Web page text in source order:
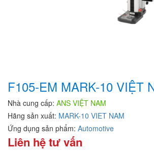
F105-EM MARK-10 VIỆT
Nhà cung cấp: ANS VIỆT NAM
Hãng sản xuất: MARK-10 VIET NAM
Ứng dụng sản phẩm: Automotive
Liên hệ tư vấn